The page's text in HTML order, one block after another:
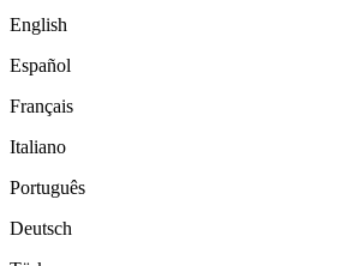
English
Español
Français
Italiano
Português
Deutsch